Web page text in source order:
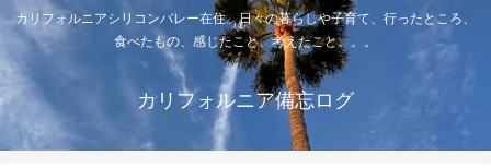
カリフォルニアシリコンバレー在住。日々の暮らしや子育て、行ったところ、
食べたもの、感じたこと、考えたこと。。。
カリフォルニア備忘ログ